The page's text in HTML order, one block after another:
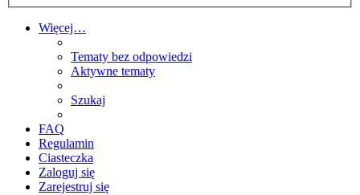
Więcej…
Tematy bez odpowiedzi
Aktywne tematy
Szukaj
FAQ
Regulamin
Ciasteczka
Zaloguj się
Zarejestruj się